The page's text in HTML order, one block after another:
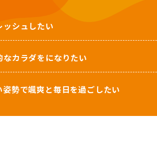
シュしたい
カラダをになりたい
勢で颯爽と毎日を過ごしたい